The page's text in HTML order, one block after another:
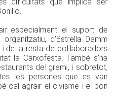
dificultats que implica ser
especialment el suport de
d’Estrella Damm
de la resta de col·laboradors
la Carxofesta. També s’ha
del gremi, i sobretot,
les persones que es van
cal agrair el civisme i el bon